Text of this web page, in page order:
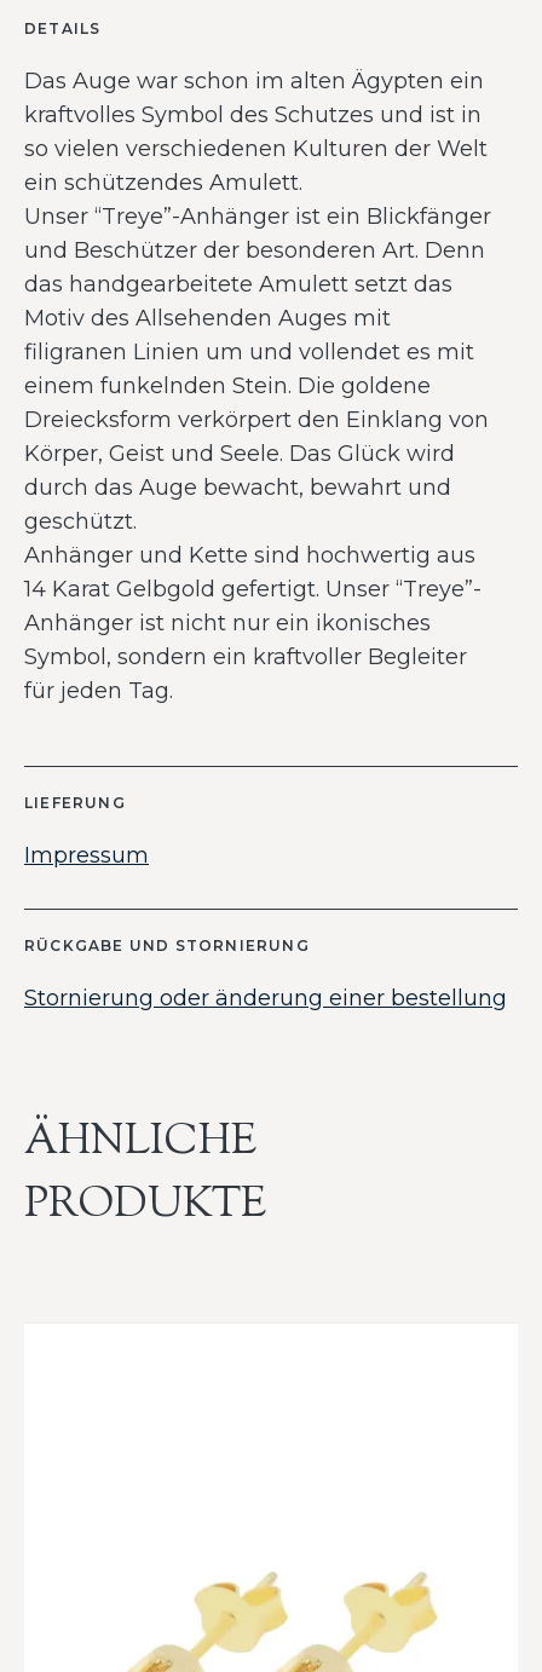
DETAILS
Das Auge war schon im alten Ägypten ein
kraftvolles Symbol des Schutzes und ist in
so vielen verschiedenen Kulturen der Welt
ein schützendes Amulett.
Unser “Treye”-Anhänger ist ein Blickfänger
und Beschützer der besonderen Art. Denn
das handgearbeitete Amulett setzt das
Motiv des Allsehenden Auges mit
filigranen Linien um und vollendet es mit
einem funkelnden Stein. Die goldene
Dreiecksform verkörpert den Einklang von
Körper, Geist und Seele. Das Glück wird
durch das Auge bewacht, bewahrt und
geschützt.
Anhänger und Kette sind hochwertig aus
14 Karat Gelbgold gefertigt. Unser “Treye”-
Anhänger ist nicht nur ein ikonisches
Symbol, sondern ein kraftvoller Begleiter
für jeden Tag.
LIEFERUNG
Impressum
RÜCKGABE UND STORNIERUNG
Stornierung oder änderung einer bestellung
ÄHNLICHE
PRODUKTE